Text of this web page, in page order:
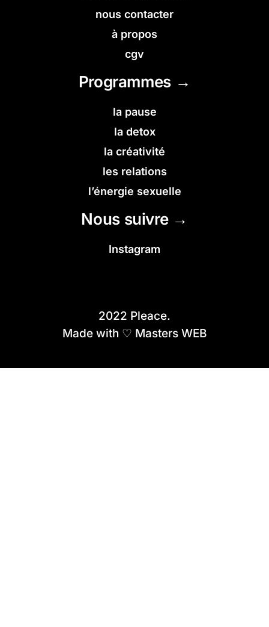
nous contacter
à propos
cgv
Programmes →
la pause
la detox
la créativité
les relations
l’énergie sexuelle
Nous suivre →
Instagram
2022 Pleace.
Made with ♡ Masters WEB